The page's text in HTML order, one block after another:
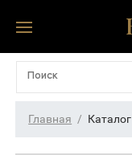
Главная Каталог